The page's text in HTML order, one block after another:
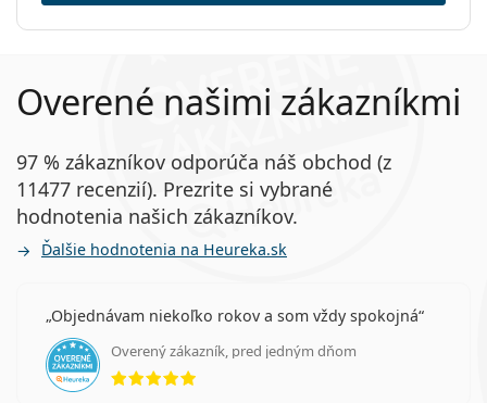
Iné jednodenné silikón-
Acuvue Oasys 1-Day with HydraLuxe
Precision1
Súvisiace články z nášho blogu
Zvykanie si na kontaktné šošovky: ako dlho to trvá?
Ako sa starať o kontaktné šošovky
Môžete sa sprchovať s nasadenými kontaktnými
šošovkami?
Ostatné
Kontaktné šošovky
Overené našimi zákazníkmi
97 % zákazníkov odporúča náš obchod (z
11477 recenzií). Prezrite si vybrané
hodnotenia našich zákazníkov.
Ďalšie hodnotenia na Heureka.sk
Objednávam niekoľko rokov a som vždy spokojná
Overený zákazník, pred jedným dňom
hodnotenie 5 z 5